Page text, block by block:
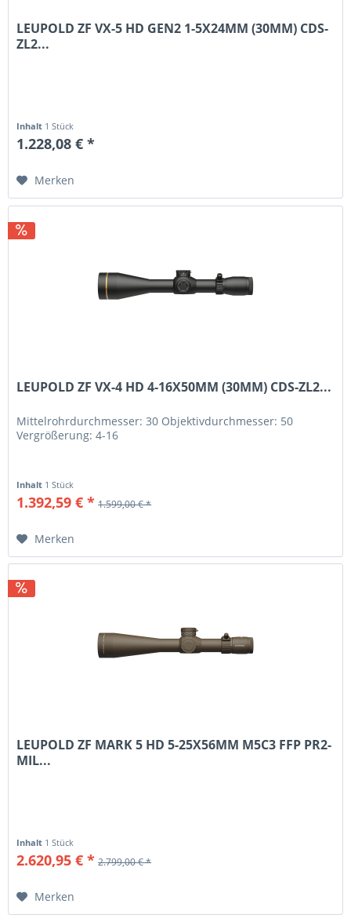
LEUPOLD ZF VX-5 HD GEN2 1-5X24MM (30MM) CDS-
ZL2...
Inhalt 1 Stück
1.228,08 € *
Merken
LEUPOLD ZF VX-4 HD 4-16X50MM (30MM) CDS-ZL2...
Mittelrohrdurchmesser: 30 Objektivdurchmesser: 50
Vergrößerung: 4-16
Inhalt 1 Stück
1.392,59 € * 1.599,00 € *
Merken
LEUPOLD ZF MARK 5 HD 5-25X56MM M5C3 FFP PR2-
MIL...
Inhalt 1 Stück
2.620,95 € * 2.799,00 € *
Merken